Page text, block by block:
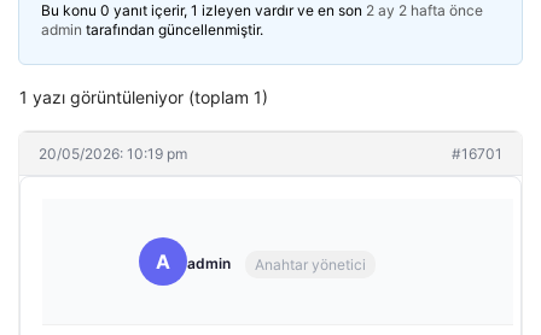
Bu konu 0 yanıt içerir, 1 izleyen vardır ve en son 2 ay 2 hafta önce
admin tarafından güncellenmiştir.
1 yazı görüntüleniyor (toplam 1)
20/05/2026: 10:19 pm #16701
A admin Anahtar yönetici